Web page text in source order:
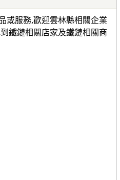
或服務,歡迎雲林縣相關企業
鐵鏈相關店家及鐵鏈相關商